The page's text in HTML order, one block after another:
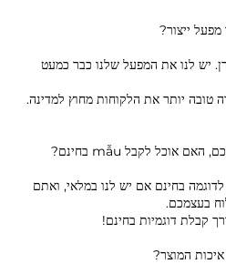
יש לנו את המפעל שלנו כבר כמעט
יותר את הלקוחות מחוץ למדינה.
בחינם אם יש לנו במלאי, ואתם
בעצמכם.
קבלת דוגמיות בחינם!